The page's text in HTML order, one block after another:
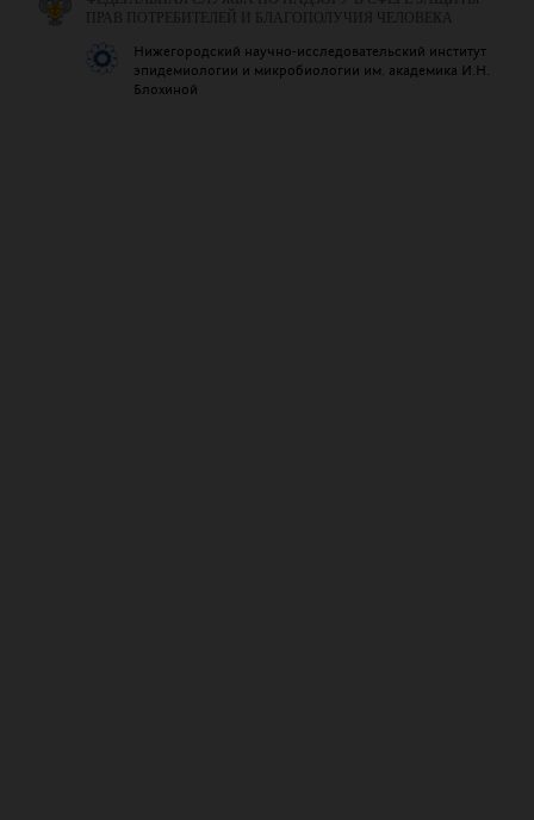
ПРАВ ПОТРЕБИТЕЛЕЙ И БЛАГОПОЛУЧИЯ ЧЕЛОВЕКА
Нижегородский научно-исследовательский институт
эпидемиологии и микробиологии им. академика И.Н.
Блохиной